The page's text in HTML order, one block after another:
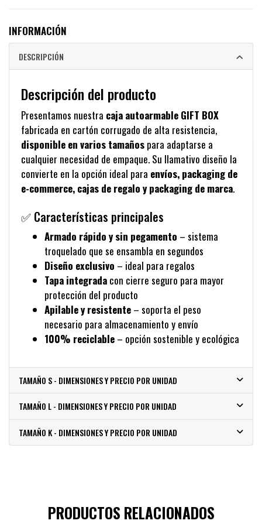
INFORMACIÓN
DESCRIPCIÓN
Descripción del producto
Presentamos nuestra caja autoarmable GIFT BOX
fabricada en cartón corrugado de alta resistencia,
disponible en varios tamaños para adaptarse a
cualquier necesidad de empaque. Su llamativo diseño la
convierte en la opción ideal para envíos, packaging de
e-commerce, cajas de regalo y packaging de marca.
✅ Características principales
Armado rápido y sin pegamento – sistema
troquelado que se ensambla en segundos
Diseño exclusivo – ideal para regalos
Tapa integrada con cierre seguro para mayor
protección del producto
Apilable y resistente – soporta el peso
necesario para almacenamiento y envío
100% reciclable – opción sostenible y ecológica
TAMAÑO S - DIMENSIONES Y PRECIO POR UNIDAD
TAMAÑO L - DIMENSIONES Y PRECIO POR UNIDAD
TAMAÑO K - DIMENSIONES Y PRECIO POR UNIDAD
PRODUCTOS RELACIONADOS